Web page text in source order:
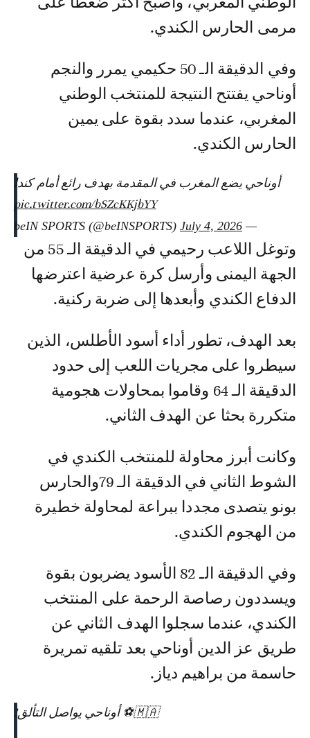
مرمى الحارس الكندي.
وفي الدقيقة الـ 50 حكيمي يمرر والنجم
أوناحي يفتتح النتيجة للمنتخب الوطني
المغربي، عندما سدد بقوة على يمين
الحارس الكندي.
أوناحي يضع المغرب في المقدمة بهدف رائع أمام كندا
pic.twitter.com/bSZcKKjbYY
— beIN SPORTS (@beINSPORTS)
July 4, 2026
وتوغل اللاعب رحيمي في الدقيقة الـ 55 من
الجهة اليمنى وأرسل كرة عرضية اعترضها
الدفاع الكندي وأبعدها إلى ضربة ركنية.
بعد الهدف، تطور أداء أسود الأطلس، الذين
سيطروا على مجريات اللعب إلى حدود
الدقيقة الـ 64 وقاموا بمحاولات هجومية
متكررة بحثا عن الهدف الثاني.
وكانت أبرز محاولة للمنتخب الكندي في
الشوط الثاني في الدقيقة الـ 79والحارس
بونو يتصدى مجددا ببراعة لمحاولة خطيرة
من الهجوم الكندي.
وفي الدقيقة الـ 82 الأسود يضربون بقوة
ويسددون رصاصة الرحمة على المنتخب
الكندي، عندما سجلوا الهدف الثاني عن
طريق عز الدين أوناحي بعد تلقيه تمريرة
حاسمة من براهيم دياز.
🇲🇦⚽️ أوناحي يواصل التألق!